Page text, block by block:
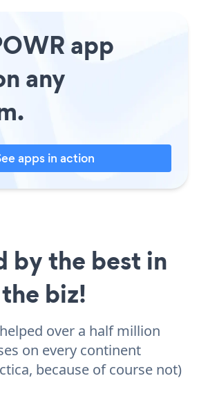
app
any
apps in action
by the best in
the biz!
over a half million
on every continent
because of course not)